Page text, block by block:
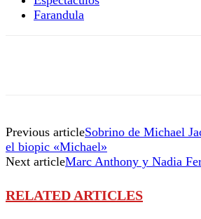
Farandula
Previous articleSobrino de Michael
el biopic «Michael»
Next articleMarc Anthony y Nadia
RELATED ARTICLES